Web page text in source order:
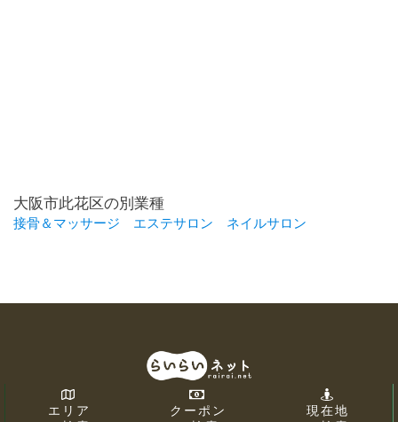
大阪市此花区の別業種
接骨＆マッサージ エステサロン ネイルサロン
エリア
クーポン
現在地